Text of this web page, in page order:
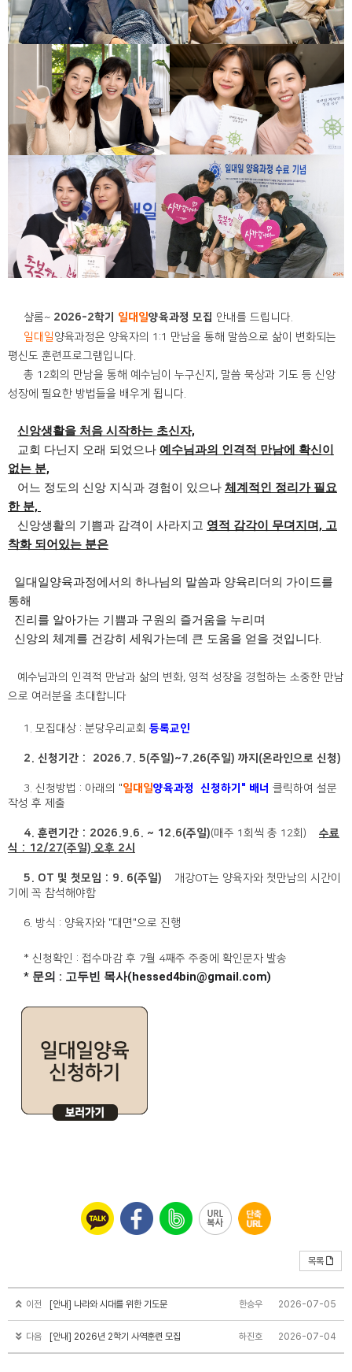
샬롬~ 2026-2학기 일대일양육과정 모집 안내를 드립니다.
일대일양육과정은 양육자의 1:1 만남을 통해 말씀으로 삶이 변화되는
평신도 훈련프로그램입니다.
총 12회의 만남을 통해 예수님이 누구신지, 말씀 묵상과 기도 등 신앙
성장에 필요한 방법들을 배우게 됩니다.
신앙생활을 처음 시작하는 초신자,
교회 다닌지 오래 되었으나 예수님과의 인격적 만남에 확신이
없는 분,
어느 정도의 신앙 지식과 경험이 있으나 체계적인 정리가 필요
한 분,
신앙생활의 기쁨과 감격이 사라지고 영적 감각이 무뎌지며, 고
착화 되어있는 분은
일대일양육과정에서의 하나님의 말씀과 양육리더의 가이드를
통해
진리를 알아가는 기쁨과 구원의 즐거움을 누리며
신앙의 체계를 건강히 세워가는데 큰 도움을 얻을 것입니다.
예수님과의 인격적 만남과 삶의 변화, 영적 성장을 경험하는 소중한 만남
으로 여러분을 초대합니다
1. 모집대상 : 분당우리교회 등록교인
2. 신청기간 : 2026.7. 5(주일)~7.26(주일) 까지(온라인으로 신청)
3. 신청방법 : 아래의 "일대일양육과정 신청하기" 배너 클릭하여 설문
작성 후 제출
4. 훈련기간 : 2026.9.6. ~ 12.6(주일)(매주 1회씩 총 12회) 수료
식 : 12/27(주일) 오후 2시
5. OT 및 첫모임 : 9. 6(주일) 개강OT는 양육자와 첫만남의 시간이
기에 꼭 참석해야함
6. 방식 : 양육자와 "대면"으로 진행
* 신청확인 : 접수마감 후 7월 4째주 주중에 확인문자 발송
* 문의 : 고두빈 목사(hessed4bin@gmail.com)
목록
2026-07-05
한승우
이전 [안내] 나라와 시대를 위한 기도문
2026-07-04
하진호
다음 [안내] 2026년 2학기 사역훈련 모집